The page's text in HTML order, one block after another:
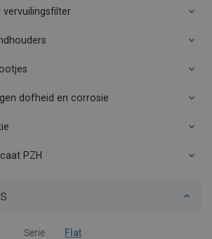
vervuilingsfilter
dofheid en corrosie
PZH
Serie Flat